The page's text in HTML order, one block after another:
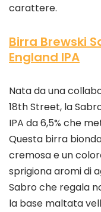
carattere.
Birra Brewski
England IPA
Nata da una
18th Street, la
IPA da 6,5% che
Questa birra
cremosa e un
sprigiona aromi di
Sabro che regala
la base maltata